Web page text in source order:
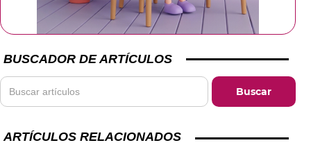
BUSCADOR DE ARTÍCULOS
ARTÍCULOS RELACIONADOS